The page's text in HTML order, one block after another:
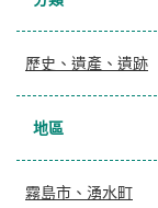
歷史、遺產、遺跡
地區
霧島市、湧水町